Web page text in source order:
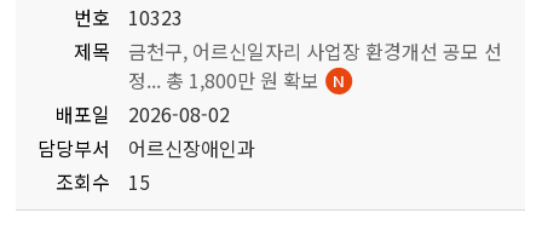
번호
10323
제목
금천구, 어르신일자리 사업장 환경개선 공모 선
정... 총 1,800만 원 확보
배포일
2026-08-02
담당부서
어르신장애인과
조회수
15